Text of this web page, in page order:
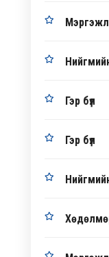
Гэр бүл
Гэр бүл